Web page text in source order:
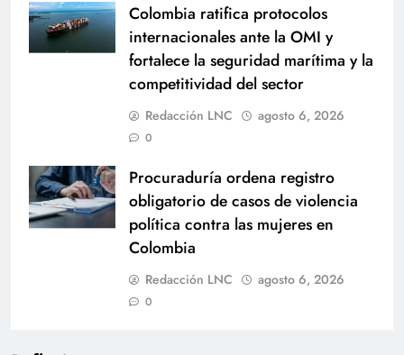
Colombia ratifica protocolos
internacionales ante la OMI y
fortalece la seguridad marítima y la
competitividad del sector
Redacción LNC agosto 6, 2026
0
Procuraduría ordena registro
obligatorio de casos de violencia
política contra las mujeres en
Colombia
Redacción LNC agosto 6, 2026
0